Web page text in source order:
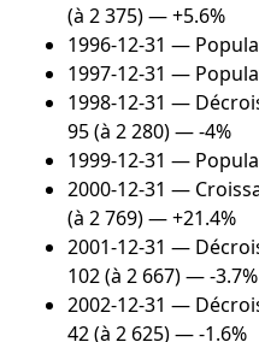
(à 2 375) — +5.6%
1996-12-31 —
1997-12-31 —
1998-12-31 —
95 (à 2 280) — -4%
1999-12-31 —
2000-12-31 —
(à 2 769) — +21.4%
2001-12-31 —
102 (à 2 667) — -3.7%
2002-12-31 —
42 (à 2 625) — -1.6%